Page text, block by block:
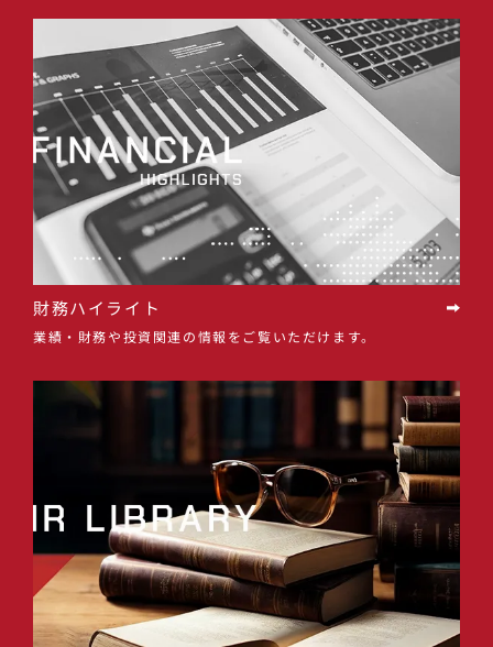
財務ハイライト
業績・財務や投資関連の情報をご覧いただけます。